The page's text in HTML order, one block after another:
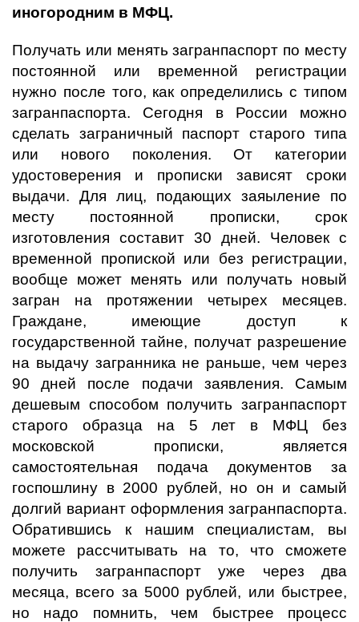
иногородним в МФЦ.
Получать или менять загранпаспорт по месту
постоянной или временной регистрации
нужно после того, как определились с типом
загранпаспорта. Сегодня в России можно
сделать заграничный паспорт старого типа
или нового поколения. От категории
удостоверения и прописки зависят сроки
выдачи. Для лиц, подающих заяыление по
месту постоянной прописки, срок
изготовления составит 30 дней. Человек с
временной пропиской или без регистрации,
вообще может менять или получать новый
загран на протяжении четырех месяцев.
Граждане, имеющие доступ к
государственной тайне, получат разрешение
на выдачу загранника не раньше, чем через
90 дней после подачи заявления. Самым
дешевым способом получить загранпаспорт
старого образца на 5 лет в МФЦ без
московской прописки, является
самостоятельная подача документов за
госпошлину в 2000 рублей, но он и самый
долгий вариант оформления загранпаспорта.
Обратившись к нашим специалистам, вы
можете рассчитывать на то, что сможете
получить загранпаспорт уже через два
месяца, всего за 5000 рублей, или быстрее,
но надо помнить, чем быстрее процесс